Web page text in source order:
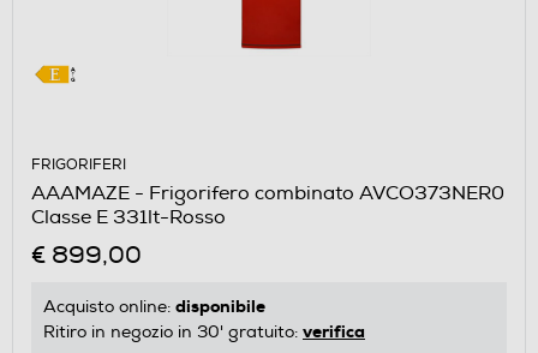
FRIGORIFERI
AAAMAZE - Frigorifero combinato AVCO373NER0
Classe E 331lt-Rosso
€ 899,00
Acquisto online: disponibile
Ritiro in negozio in 30' gratuito: verifica